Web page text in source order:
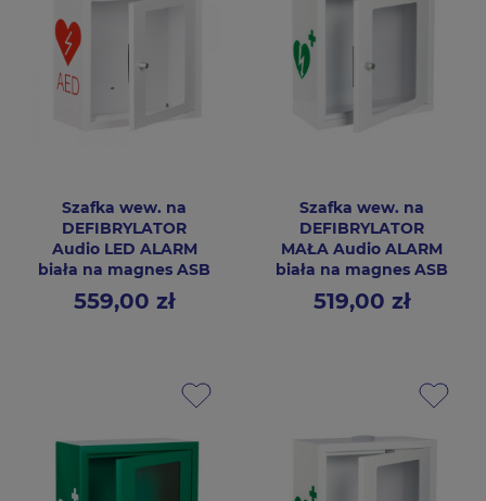
Szafka wew. na
DEFIBRYLATOR
Audio LED ALARM
biała na magnes ASB
Cena559,00 zł
Szafka wew. na
DEFIBRYLATOR
MAŁA Audio ALARM
biała na magnes ASB
Cena519,00 zł